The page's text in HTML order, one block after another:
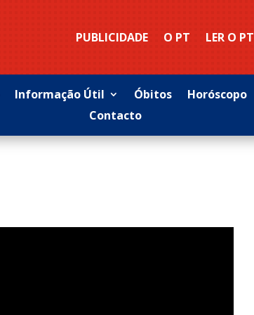
PUBLICIDADE O PT LER O PT
Informação Útil Óbitos Horóscopo
Contacto